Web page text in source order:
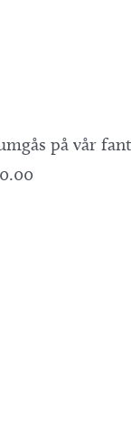
på vår